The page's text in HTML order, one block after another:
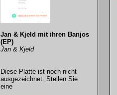
Jan & Kjeld mit ihren Banjos
(EP)
Jan & Kjeld
Diese Platte ist noch nicht
ausgezeichnet. Stellen Sie
eine